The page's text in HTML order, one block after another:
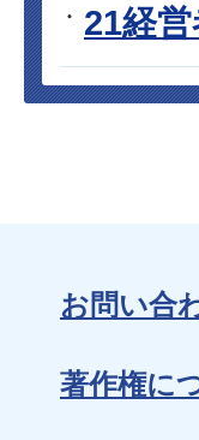
21経
お問い合
著作権に